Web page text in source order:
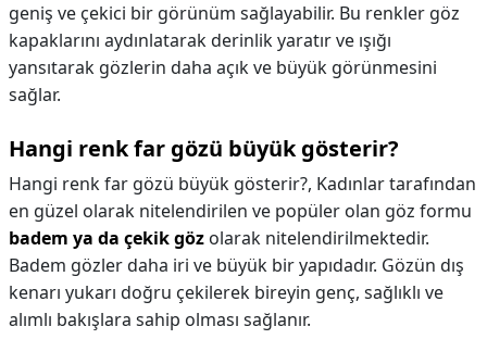
geniş ve çekici bir görünüm sağlayabilir. Bu renkler göz
kapaklarını aydınlatarak derinlik yaratır ve ışığı
yansıtarak gözlerin daha açık ve büyük görünmesini
sağlar.
Hangi renk far gözü büyük gösterir?
Hangi renk far gözü büyük gösterir?, Kadınlar tarafından
en güzel olarak nitelendirilen ve popüler olan göz formu
badem ya da çekik göz olarak nitelendirilmektedir.
Badem gözler daha iri ve büyük bir yapıdadır. Gözün dış
kenarı yukarı doğru çekilerek bireyin genç, sağlıklı ve
alımlı bakışlara sahip olması sağlanır.